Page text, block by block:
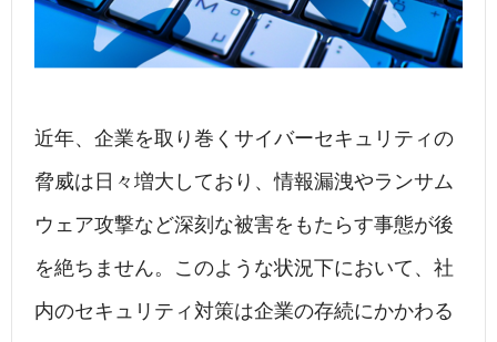
近年、企業を取り巻くサイバーセキュリティの
脅威は日々増大しており、情報漏洩やランサム
ウェア攻撃など深刻な被害をもたらす事態が後
を絶ちません。このような状況下において、社
内のセキュリティ対策は企業の存続にかかわる